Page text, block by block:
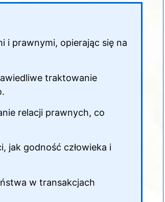
i prawnymi, opierając się na
traktowanie
relacji prawnych, co
jak godność człowieka i
w transakcjach